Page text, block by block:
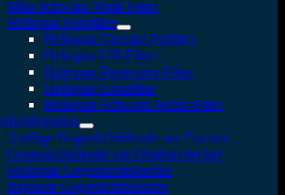
Milo Schwarz-Weiß-Filter
Heliopan Fotofilter
Heliopan Circular Polfilter
Heliopan UV-Filter
Heliopan-Protection Filter
Heliopan Graufilter
Heliopan Schwarz-Weiss-Filter
3-teilige Gegenlichtblende aus Gummi
Gegenlichtblende mit Objektivdeckel
Heliopan Gegenlichtblenden
Bajonett Gegenlichtblenden